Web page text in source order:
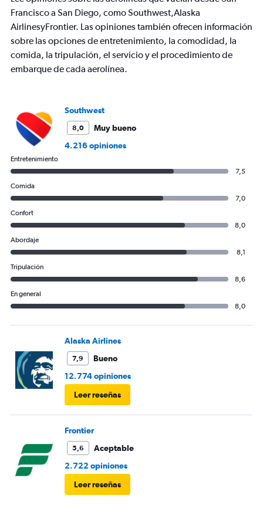
Francisco a San Diego, como Southwest,Alaska
AirlinesyFrontier. Las opiniones también ofrecen información
sobre las opciones de entretenimiento, la comodidad, la
comida, la tripulación, el servicio y el procedimiento de
embarque de cada aerolínea.
Southwest
8,0
Muy bueno
4.216 opiniones
Entretenimiento
7,5
Comida
7,0
Confort
8,0
Abordaje
8,1
Tripulación
8,6
En general
8,0
Alaska Airlines
7,9
Bueno
12.774 opiniones
Leer reseñas
Frontier
5,6
Aceptable
2.722 opiniones
Leer reseñas